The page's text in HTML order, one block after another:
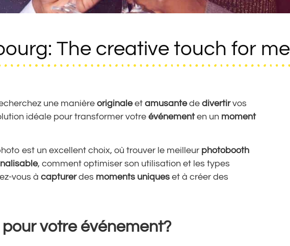
The creative touch for
une manière originaleet amusantede divertirvos
idéale pour transformer votre événementen un moment
est un excellent choix, où trouver le meilleur photobooth
, comment optimiser son utilisation et les types
vous à capturerdes moments uniques et à créer des
votre événement?